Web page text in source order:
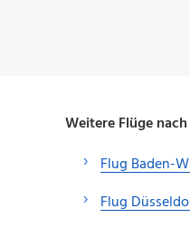
Weitere Flüge
Flug Baden-
Flug